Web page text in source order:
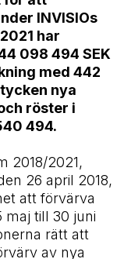
INVISIOs
har
098 494 SEK
med 442
nya
röster i
494.
2018/2021,
26 april 2018,
att förvärva
maj till 30 juni
rätt att
av nya